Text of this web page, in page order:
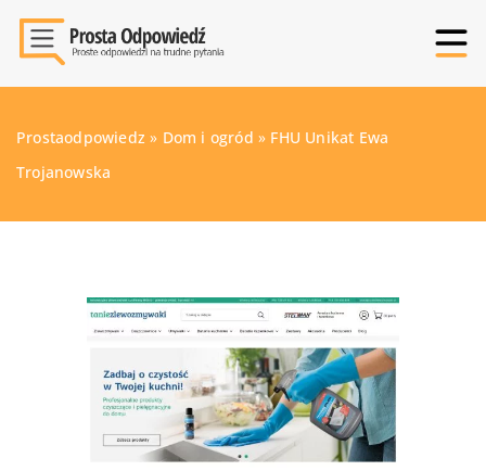
Prostaodpowiedz » Dom i ogród » FHU Unikat Ewa
Trojanowska